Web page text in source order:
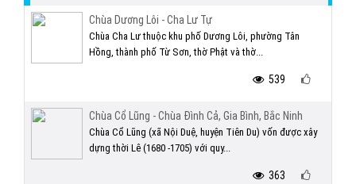
Chùa Dương Lôi - Cha Lư Tự
Chùa Cha Lư thuộc khu phố Dương Lôi, phường Tân
Hồng, thành phố Từ Sơn, thờ Phật và thờ...
539
Chùa Cổ Lũng - Chùa Đình Cả, Gia Bình, Bắc Ninh
Chùa Cổ Lũng (xã Nội Duệ, huyện Tiên Du) vốn được xây
dựng thời Lê (1680 -1705) với quy...
363